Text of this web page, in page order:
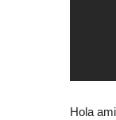
Hola